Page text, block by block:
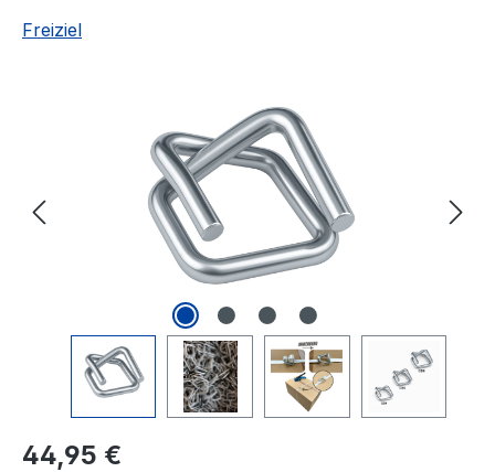
Freiziel
Regulärer Preis:
44,95 €